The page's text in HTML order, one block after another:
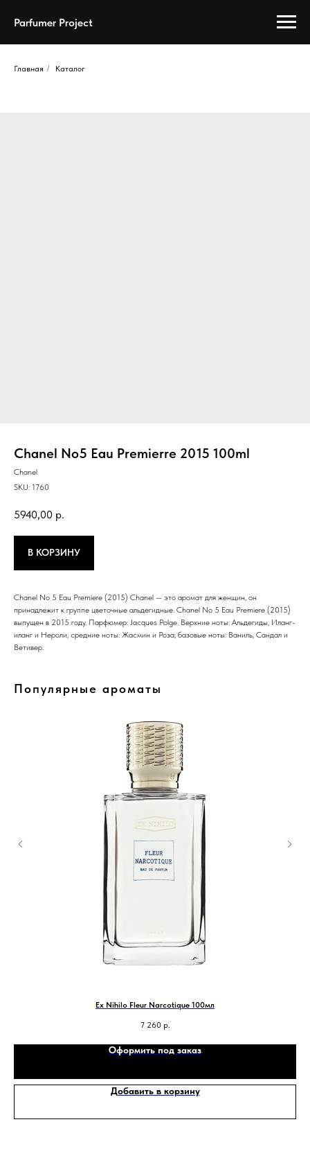
Parfumer Project
Главная / Каталог
Chanel No5 Eau Premierre 2015 100ml
Chanel
SKU: 1760
5940,00 р.
В КОРЗИНУ
Chanel No 5 Eau Premiere (2015) Chanel — это аромат для женщин, он
принадлежит к группе цветочные альдегидные. Chanel No 5 Eau Premiere (2015)
выпущен в 2015 году. Парфюмер: Jacques Polge. Верхние ноты: Альдегиды, Иланг-
иланг и Нероли; средние ноты: Жасмин и Роза; базовые ноты: Ваниль, Сандал и
Ветивер.
Популярные ароматы
Ex Nihilo Fleur Narcotique 100мл
7 260 р.
Оформить под заказ
Добавить в корзину